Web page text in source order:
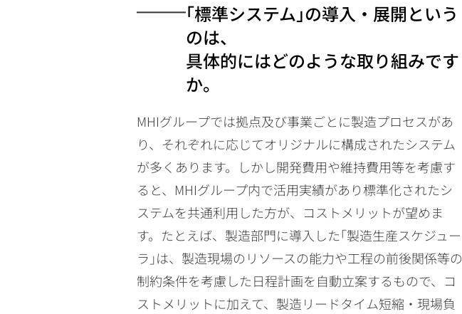
｢標準システム｣の導入・展開という
のは、
具体的にはどのような取り組みです
か。
MHIグループでは拠点及び事業ごとに製造プロセスがあ
り、それぞれに応じてオリジナルに構成されたシステム
が多くあります。しかし開発費用や維持費用等を考慮す
ると、MHIグループ内で活用実績があり標準化されたシ
ステムを共通利用した方が、コストメリットが望めま
す。たとえば、製造部門に導入した｢製造生産スケジュー
ラ｣は、製造現場のリソースの能力や工程の前後関係等の
制約条件を考慮した日程計画を自動立案するもので、コ
ストメリットに加えて、製造リードタイム短縮・現場負